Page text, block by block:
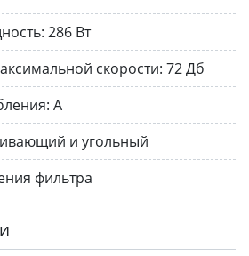
286 Вт
скорости: 72 Дб
А
и угольный
фильтра